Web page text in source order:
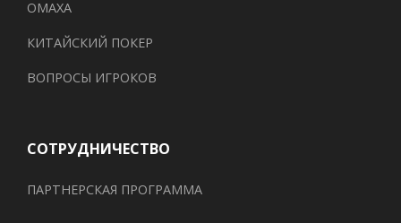
ОМАХА
КИТАЙСКИЙ ПОКЕР
ВОПРОСЫ ИГРОКОВ
СОТРУДНИЧЕСТВО
ПАРТНЕРСКАЯ ПРОГРАММА